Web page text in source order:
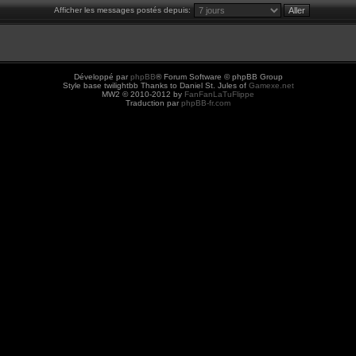
Afficher les messages postés depuis:
Développé par phpBB® Forum Software © phpBB Group
Style base twilightbb Thanks to Daniel St. Jules of Gamexe.net
MW2 © 2010-2012 by FanFanLaTuFlippe
Traduction par phpBB-fr.com